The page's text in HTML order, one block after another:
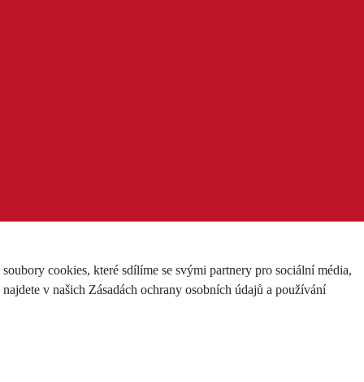
cookies, které sdílíme se svými partnery pro sociální média,
v našich Zásadách ochrany osobních údajů a používání